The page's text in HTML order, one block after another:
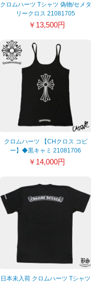
クロムハーツ Tシャツ 偽物/セメタ
リークロス 21081705
￥13,500円
クロムハーツ 【CHクロス コピ
ー】◆黒キャミ 21081706
￥14,000円
日本未入荷 クロムハーツ Tシャツ